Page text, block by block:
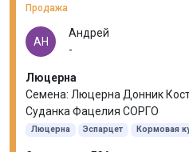
Продажа
АН
Андрей
-
Люцерна
Семена: Люцерна Донник
Суданка Фацелия СОРГО
Люцерна Эспарцет Кормовая